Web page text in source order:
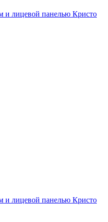
и лицевой панелью Кристо
и лицевой панелью Кристо